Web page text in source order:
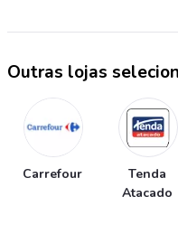
Outras lojas
Carrefour
Tenda
Atacado